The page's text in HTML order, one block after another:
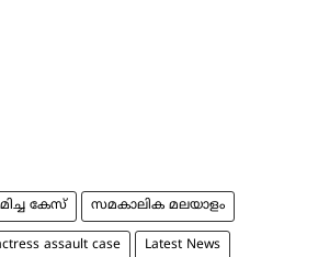
കേസ് സമകാലിക മലയാളം
assault case Latest News